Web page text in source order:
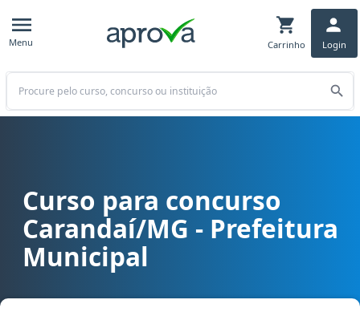
Menu Carrinho Login
Buscar
Curso para concurso Carandaí/MG - Prefeitura Municipal cargo
Curso para concurso
Carandaí/MG - Prefeitura
Municipal